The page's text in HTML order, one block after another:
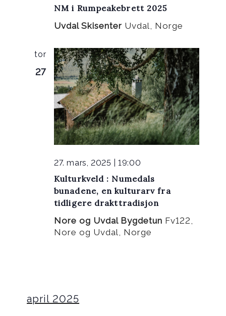
NM i Rumpeakebrett 2025
Uvdal Skisenter Uvdal, Norge
tor
27
Kulturkveld : Numedals
bunadene, en kulturarv fra
tidligere drakttradisjon
27. mars, 2025 | 19:00
Nore og Uvdal Bygdetun Fv122,
Nore og Uvdal, Norge
april 2025